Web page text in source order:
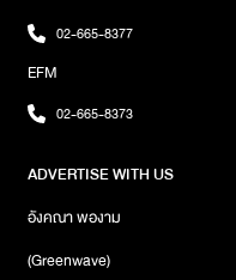
02-665-8377
EFM
02-665-8373
ADVERTISE WITH US
อังคณา พองาม
(Greenwave)